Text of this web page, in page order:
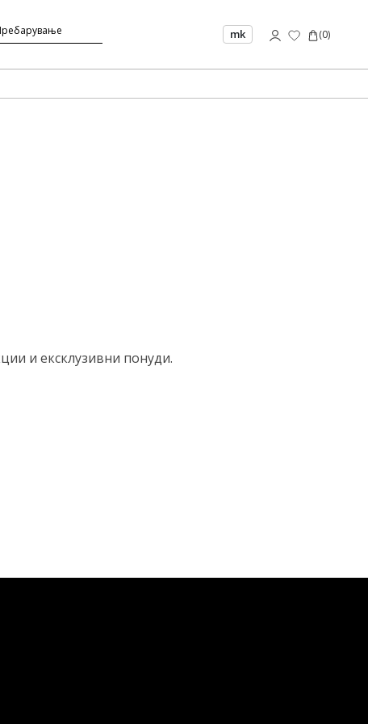
mk (0)
и ексклузивни понуди.